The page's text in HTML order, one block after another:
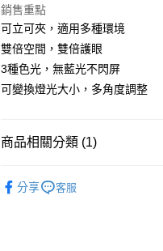
悠遊付
ATM付款
全家取貨付款
銷售重點
可立可夾，適用多種環境
雙倍空間，雙倍護眼
3種色光，無藍光不閃屏
可變換燈光大小，多角度調整
商品相關分類 (1)
分享
客服